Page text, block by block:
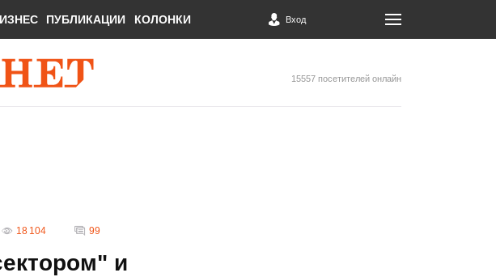
ПУБЛИКАЦИИ КОЛОНКИ Вход
15557 посетителей онлайн
18 104 99
и